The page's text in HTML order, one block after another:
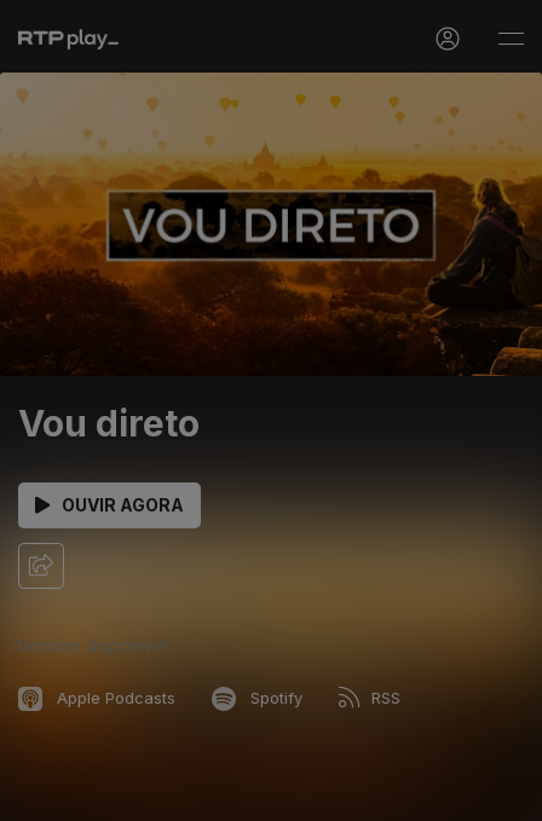
Vou direto
OUVIR AGORA
também disponível
Apple Podcasts Spotify RSS